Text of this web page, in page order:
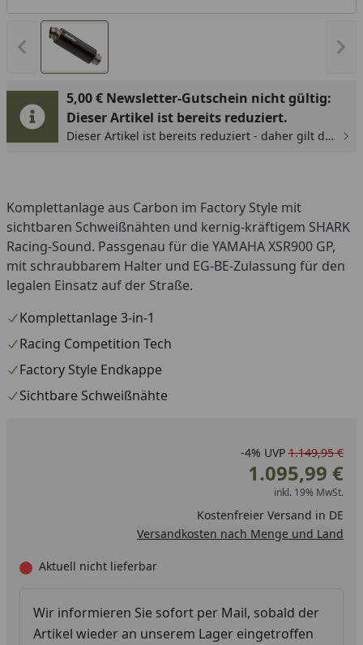
Vorheriges Bild anzeigen
5,00 € Newsletter-Gutschein nicht gültig:
Dieser Artikel ist bereits reduziert.
Dieser Artikel ist bereits reduziert - daher gilt der
Komplettanlage aus Carbon im Factory Style mit
sichtbaren Schweißnähten und kernig-kräftigem SHARK
Racing-Sound. Passgenau für die YAMAHA XSR900 GP,
mit schraubbarem Halter und EG-BE-Zulassung für den
legalen Einsatz auf der Straße.
Komplettanlage 3-in-1
Racing Competition Tech
Factory Style Endkappe
Sichtbare Schweißnähte
-4% UVP 1.149,95 €
1.095,99 €
inkl. 19% MwSt.
Kostenfreier Versand in DE
Versandkosten nach Menge und Land
Aktuell nicht lieferbar
Wir informieren Sie sofort per Mail, sobald der
Artikel wieder an unserem Lager eingetroffen